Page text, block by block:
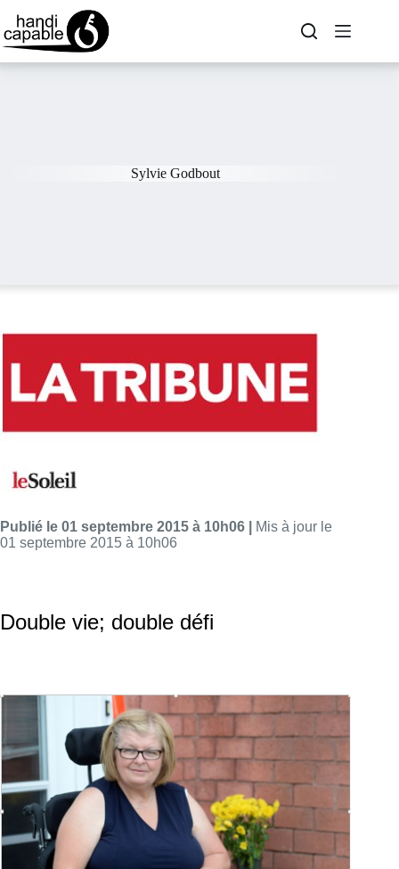
Sylvie Godbout
Publié le 01 septembre 2015 à 10h06 |
Mis à jour le
01 septembre 2015 à 10h06
Double vie; double défi